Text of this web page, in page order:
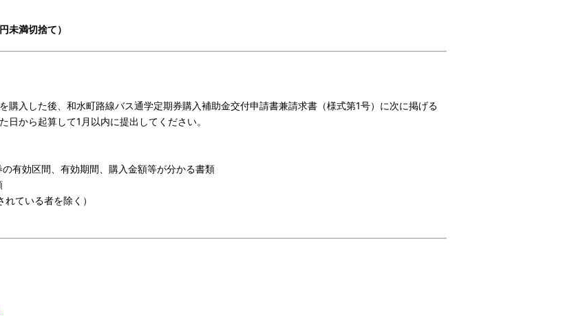
未満切捨て）
入した後、和水町路線バス通学定期券購入補助金交付申請書兼請求書（様式第1号）に次に掲げる
から起算して1月以内に提出してください。
有効区間、有効期間、購入金額等が分かる書類
ている者を除く）